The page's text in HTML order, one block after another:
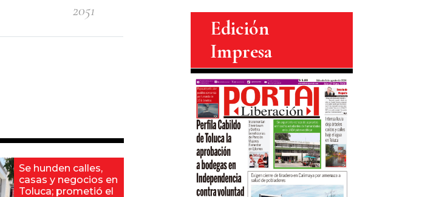
2051
Se hunden calles,
casas y negocios en
Toluca; prometió el
Edición
Impresa